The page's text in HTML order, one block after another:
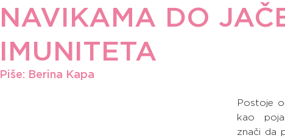
NAVIKAMA DO
IMUNITETA
Piše: Berina Kapa
Postoje
kao
znači da